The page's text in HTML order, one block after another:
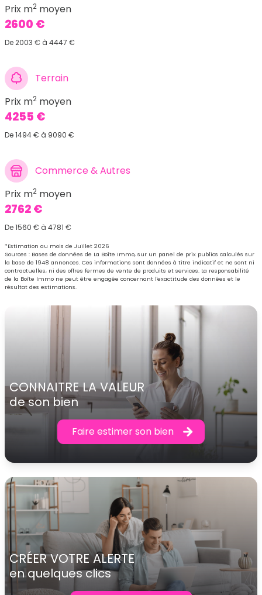
Prix m2 moyen
2600 €
De 2003 € à 4447 €
Terrain
Prix m2 moyen
4255 €
De 1494 € à 9090 €
Commerce & Autres
Prix m2 moyen
2762 €
De 1560 € à 4781 €
*Estimation au mois de Juillet 2026
Sources : Bases de données de La Boîte Immo, sur un panel de prix publics calculés sur
la base de 1948 annonces. Ces informations sont données à titre indicatif et ne sont ni
contractuelles, ni des offres fermes de vente de produits et services. La responsabilité
de la Boîte Immo ne peut être engagée concernant l'exactitude des données et le
résultat des estimations.
CONNAITRE LA VALEUR
de son bien
Faire estimer son bien
CRÉER VOTRE ALERTE
en quelques clics